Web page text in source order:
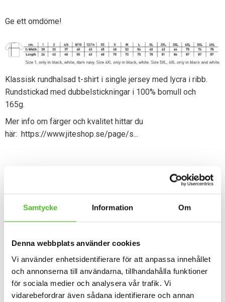
Samtycke Information Om
Denna webbplats använder cookies
Vi använder enhetsidentifierare för att anpassa innehållet
och annonserna till användarna, tillhandahålla funktioner
för sociala medier och analysera vår trafik. Vi
vidarebefordrar även sådana identifierare och annan
Ge ett omdöme!
Klassisk rundhalsad t-shirt i single jersey med lycra i ribb.
Rundstickad med dubbelstickningar i 100% bomull och
165g.
Mer info om färger och kvalitet hittar du
här: https://www.jiteshop.se/page/s...